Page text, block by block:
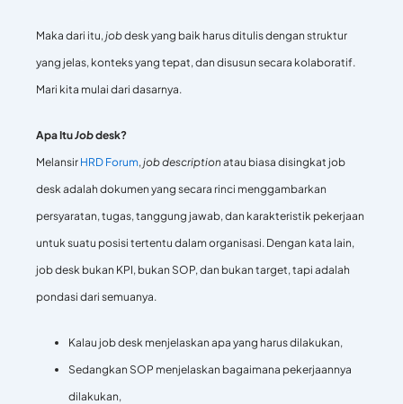
Maka dari itu, jobdesk yang baik harus ditulis dengan struktur
yang jelas, konteks yang tepat, dan disusun secara kolaboratif.
Mari kita mulai dari dasarnya.
Apa ItuJobdesk?
Melansir HRD Forum, job descriptionatau biasa disingkat job
desk adalah dokumen yang secara rinci menggambarkan
persyaratan, tugas, tanggung jawab, dan karakteristik pekerjaan
untuk suatu posisi tertentu dalam organisasi. Dengan kata lain,
job desk bukan KPI, bukan SOP, dan bukan target, tapi adalah
pondasi dari semuanya.
Kalau job desk menjelaskan apa yang harus dilakukan,
Sedangkan SOP menjelaskan bagaimana pekerjaannya
dilakukan,